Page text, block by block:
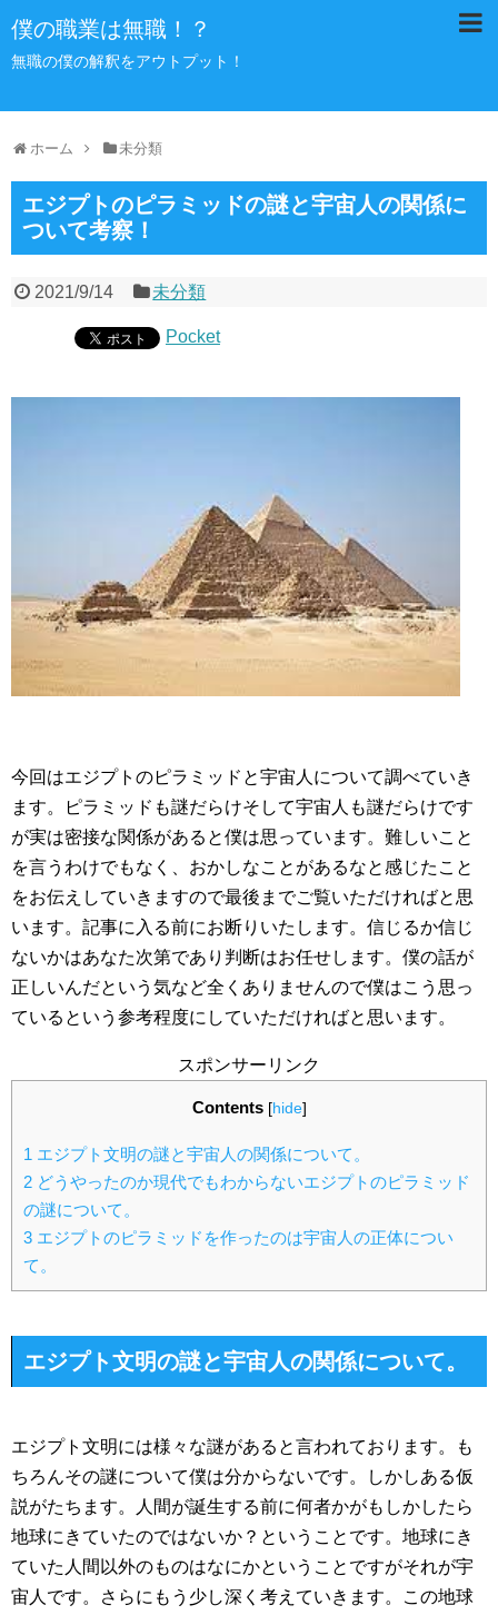
僕の職業は無職！？
無職の僕の解釈をアウトプット！
ホーム 未分類
エジプトのピラミッドの謎と宇宙人の関係に
ついて考察！
2021/9/14 未分類
Pocket
今回はエジプトのピラミッドと宇宙人について調べていき
ます。ピラミッドも謎だらけそして宇宙人も謎だらけです
が実は密接な関係があると僕は思っています。難しいこと
を言うわけでもなく、おかしなことがあるなと感じたこと
をお伝えしていきますので最後までご覧いただければと思
います。記事に入る前にお断りいたします。信じるか信じ
ないかはあなた次第であり判断はお任せします。僕の話が
正しいんだという気など全くありませんので僕はこう思っ
ているという参考程度にしていただければと思います。
スポンサーリンク
Contents [hide]
1 エジプト文明の謎と宇宙人の関係について。
2 どうやったのか現代でもわからないエジプトのピラミッド
の謎について。
3 エジプトのピラミッドを作ったのは宇宙人の正体につい
て。
エジプト文明の謎と宇宙人の関係について。
エジプト文明には様々な謎があると言われております。も
ちろんその謎について僕は分からないです。しかしある仮
説がたちます。人間が誕生する前に何者かがもしかしたら
地球にきていたのではないか？ということです。地球にき
ていた人間以外のものはなにかということですがそれが宇
宙人です。さらにもう少し深く考えていきます。この地球